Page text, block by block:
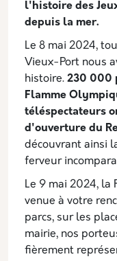
l'histoire des
depuis la mer.
Le 8 mai 2024,
Vieux-Port nous
histoire. 230 000
Flamme
téléspectateurs
d'ouverture du
découvrant ainsi
ferveur
Le 9 mai 2024, la
venue à votre
parcs, sur les
mairie, nos
fièrement